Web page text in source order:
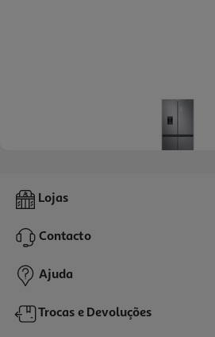
Frigorífico 4 Portas Samsung
Depósito De Água
1.099,99 €
Lojas
Contacto
Ajuda
Trocas e Devoluções